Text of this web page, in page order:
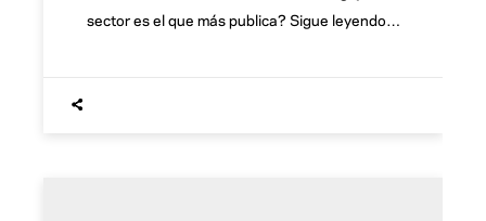
sector es el que más publica? Sigue leyendo…